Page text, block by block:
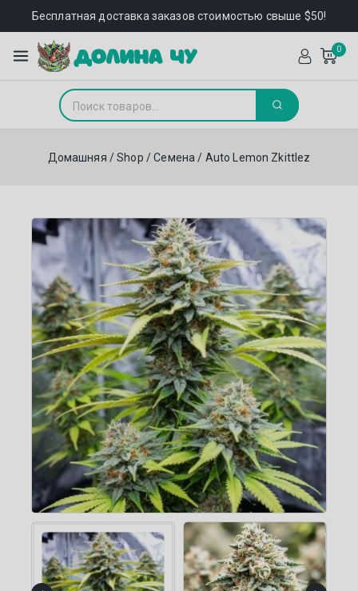
Бесплатная доставка заказов стоимостью свыше $50!
0
Домашняя /Shop / Семена / Auto Lemon Zkittlez